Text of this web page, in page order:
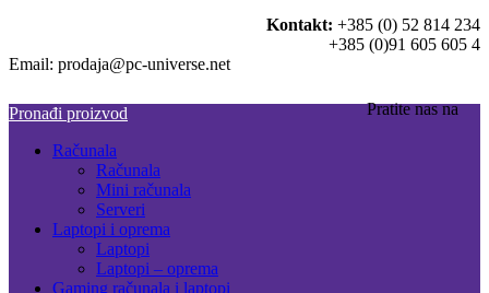
Kontakt: +385 (0) 52 814 234
+385 (0)91 605 605 4
Email: prodaja@pc-universe.net
Pratite nas na
Pronađi proizvod
Računala
Računala
Mini računala
Serveri
Laptopi i oprema
Laptopi
Laptopi – oprema
Gaming računala i laptopi